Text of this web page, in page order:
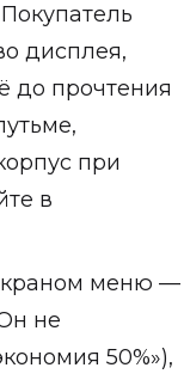
дисплея,
прочтения
при
в
меню —
не
50%»),